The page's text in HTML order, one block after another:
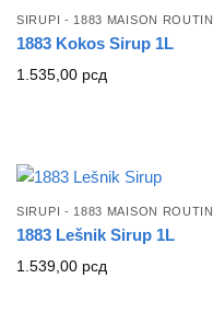
SIRUPI - 1883 MAISON ROUTIN
1883 Kokos Sirup 1L
1.535,00 рсд
SIRUPI - 1883 MAISON ROUTIN
1883 Lešnik Sirup 1L
1.539,00 рсд